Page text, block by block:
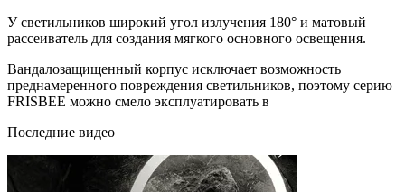
У светильников широкий угол излучения 180° и матовый
рассеиватель для создания мягкого основного освещения.
Вандалозащищенный корпус исключает возможность
преднамеренного повреждения светильников, поэтому серию
FRISBEE можно смело эксплуатировать в
Последние видео